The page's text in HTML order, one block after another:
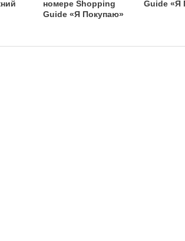
номере Shopping
Guide «Я Покупаю»
Guide «Я